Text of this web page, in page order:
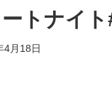
トナイ
4月18日